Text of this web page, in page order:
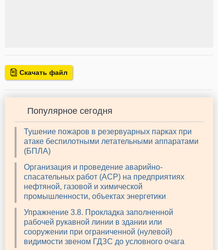
Скачать файл
Популярное сегодня
Тушение пожаров в резервуарных парках при
атаке беспилотными летательными аппаратами
(БПЛА)
Организация и проведение аварийно-
спасательных работ (АСР) на предприятиях
нефтяной, газовой и химической
промышленности, объектах энергетики
Упражнение 3.8. Прокладка заполненной
рабочей рукавной линии в здании или
сооружении при ограниченной (нулевой)
видимости звеном ГДЗС до условного очага